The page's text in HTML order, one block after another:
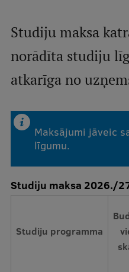
galvenā
izvēlne
Studiju iespējas
Pamatstudiju
Doktorantūra
Rezidentūra
Studiju maksa
norādīta studiju
atkarīga no
Maksājumi jāveic
līgumu.
Studiju maksa 2026./
Studiju programma